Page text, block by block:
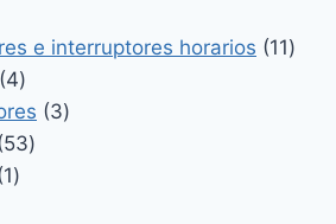
e interruptores horarios 1111
44
productos
33
5353
11